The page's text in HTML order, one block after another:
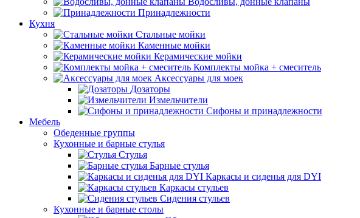
Принадлежности
Кухня
Стальные мойки
Каменные мойки
Керамические мойки
Комплекты мойка + смеситель
Аксессуары для моек
Дозаторы
Измельчители
Сифоны и принадлежности
Мебель
Обеденные группы
Кухонные и барные стулья
Стулья
Барные стулья
Каркасы и сиденья для DYI
Каркасы стульев
Сидения стульев
Кухонные и барные столы